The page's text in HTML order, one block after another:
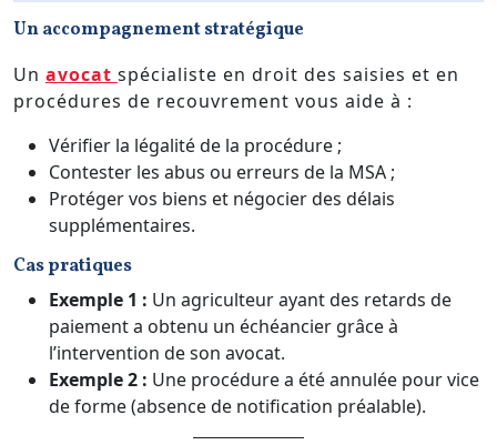
Un accompagnement stratégique
Un avocat spécialiste en droit des saisies et en
procédures de recouvrement vous aide à :
Vérifier la légalité de la procédure ;
Contester les abus ou erreurs de la MSA ;
Protéger vos biens et négocier des délais
supplémentaires.
Cas pratiques
Exemple 1 : Un agriculteur ayant des retards de
paiement a obtenu un échéancier grâce à
l’intervention de son avocat.
Exemple 2 : Une procédure a été annulée pour vice
de forme (absence de notification préalable).